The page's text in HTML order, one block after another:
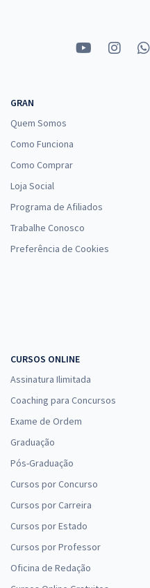
GRAN
Quem Somos
Como Funciona
Como Comprar
Loja Social
Programa de Afiliados
Trabalhe Conosco
Preferência de Cookies
CURSOS ONLINE
Assinatura Ilimitada
Coaching para Concursos
Exame de Ordem
Graduação
Pós-Graduação
Cursos por Concurso
Cursos por Carreira
Cursos por Estado
Cursos por Professor
Oficina de Redação